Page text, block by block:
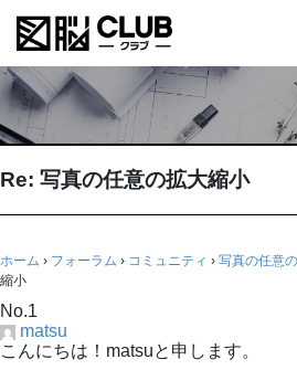
Re: 写真の任意の拡大縮小
ホーム › フォーラム › コミュニティ › 写真の任意
縮小
No.1
matsu
こんにちは！matsuと申します。